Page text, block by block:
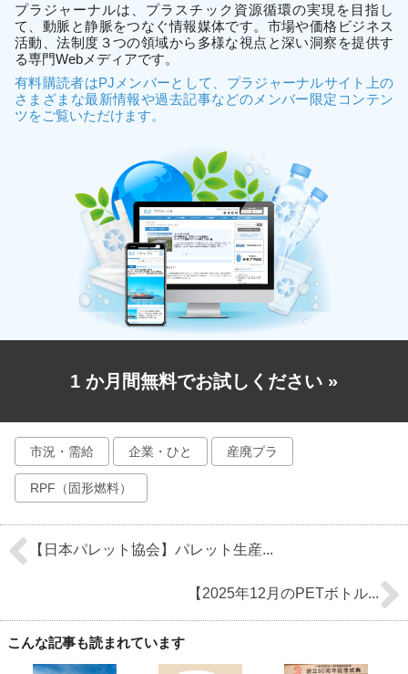
プラジャーナルは、プラスチック資源循環の実現を目指し
て、動脈と静脈をつなぐ情報媒体です。市場や価格ビジネス
活動、法制度３つの領域から多様な視点と深い洞察を提供す
る専門Webメディアです。
有料購読者はPJメンバーとして、プラジャーナルサイト上の
さまざまな最新情報や過去記事などのメンバー限定コンテン
ツをご覧いただけます。
1 か月間無料でお試しください »
市況・需給 企業・ひと 産廃プラ
RPF（固形燃料）
【日本パレット協会】パレット生産...
【2025年12月のPETボトル...
こんな記事も読まれています